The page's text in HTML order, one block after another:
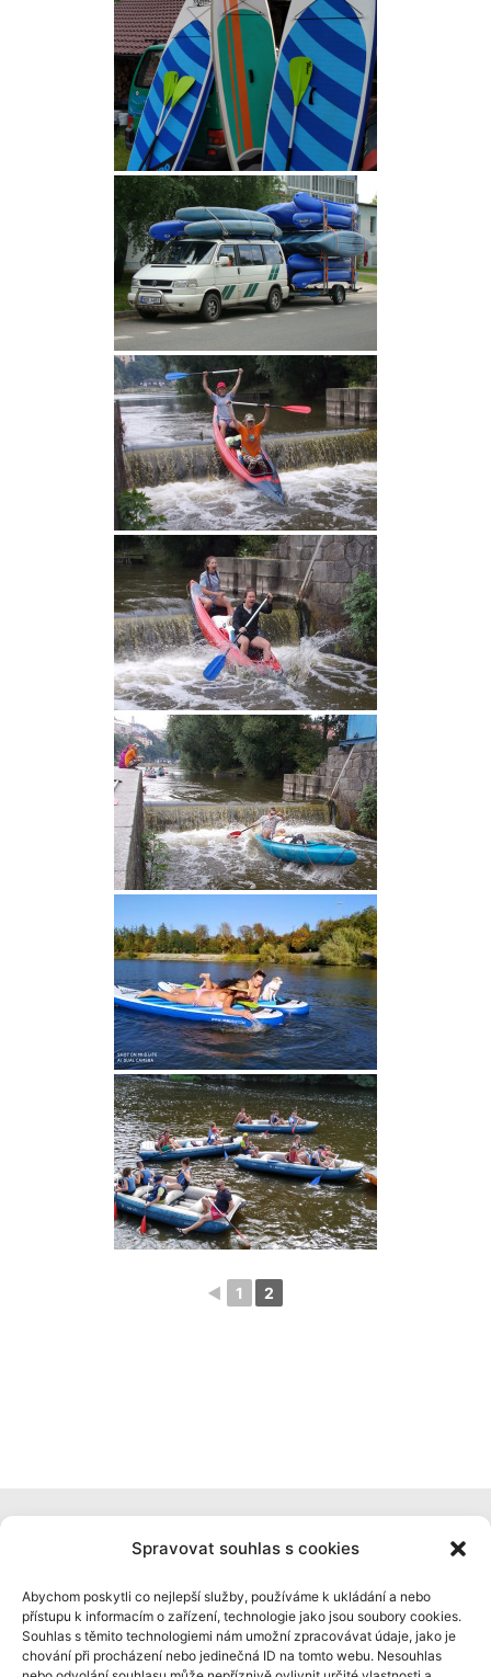
Spravovat souhlas s cookies
Abychom poskytli co nejlepší služby, používáme k ukládání a nebo
přístupu k informacím o zařízení, technologie jako jsou soubory cookies.
Souhlas s těmito technologiemi nám umožní zpracovávat údaje, jako je
chování při procházení nebo jedinečná ID na tomto webu. Nesouhlas
◄ 1 2
Powered by Roseta WordPress
www stránky: Kali.cz